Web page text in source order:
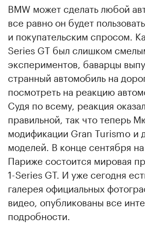
BMW может сделать любой
все равно он будет
и покупательским спросом.
Series GT был слишком
экспериментов, баварцы
странный автомобиль на
посмотреть на реакцию
Судя по всему, реакция
правильной, так что теперь
модификации Gran Turismo и
моделей. В конце сентября
Париже состоится мировая
1-Series GT. И уже сегодня
галерея официальных
видео, опубликованы все
подробности.